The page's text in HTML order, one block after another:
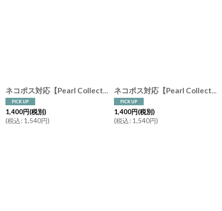
ネコポス対応【Pearl Collection】白貝 猫 箸置き M シェル インテリア オーナメント ねこ ネコ 白猫
1,400円(税別)
(税込: 1,540円)
ネコポス対応【Pearl Collection】黒水牛 猫 箸置き M インテリア オーナメント ねこ ネコ 黒猫
1,400円(税別)
(税込: 1,540円)